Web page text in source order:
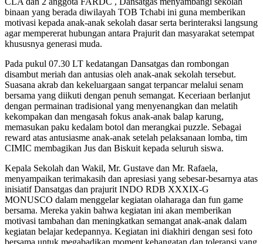
binaan yang berada diwilayah TOB Tchabi ini guna memberikan
motivasi kepada anak-anak sekolah dasar serta berinteraksi langsung
agar mempererat hubungan antara Prajurit dan masyarakat setempat
khususnya generasi muda.
Pada pukul 07.30 LT kedatangan Dansatgas dan rombongan
disambut meriah dan antusias oleh anak-anak sekolah tersebut.
Suasana akrab dan kekeluargaan sangat terpancar melalui senam
bersama yang diikuti dengan penuh semangat. Keceriaan berlanjut
dengan permainan tradisional yang menyenangkan dan melatih
kekompakan dan mengasah fokus anak-anak balap karung,
memasukan paku kedalam botol dan merangkai puzzle. Sebagai
reward atas antusiasme anak-anak setelah pelaksanaan lomba, tim
CIMIC membagikan Jus dan Biskuit kepada seluruh siswa.
Kepala Sekolah dan Wakil, Mr. Gustave dan Mr. Rafaela,
menyampaikan terimakasih dan apresiasi yang sebesar-besarnya atas
inisiatif Dansatgas dan prajurit INDO RDB XXXIX-G
MONUSCO dalam menggelar kegiatan olaharaga dan fun game
bersama. Mereka yakin bahwa kegiatan ini akan memberikan
motivasi tambahan dan meningkatkan semangat anak-anak dalam
kegiatan belajar kedepannya. Kegiatan ini diakhiri dengan sesi foto
bersama untuk megabadikan moment kehangatan dan toleransi yang